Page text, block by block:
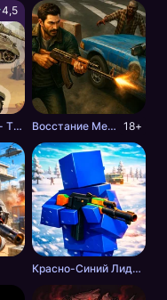
4,5
Мировые войны - Tанки Восстание Мертвецов 18+
Красно-Синий Лидер 2